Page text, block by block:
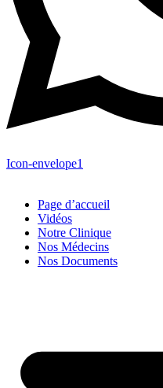
Icon-envelope1
Page d’accueil
Vidéos
Notre Clinique
Nos Médecins
Nos Documents